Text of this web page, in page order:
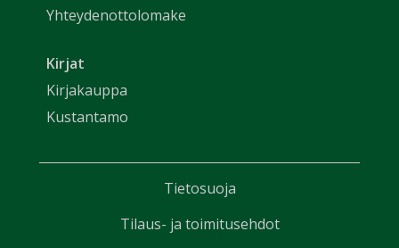
Yhteydenottolomake
Kirjat
Kirjakauppa
Kustantamo
Tietosuoja
Tilaus- ja toimitusehdot